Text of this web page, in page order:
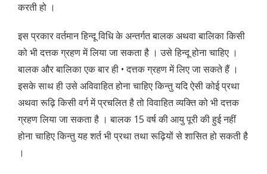
करती हो ।
इस प्रकार वर्तमान हिन्दू विधि के अन्तर्गत बालक अथवा बालिका किसी
को भी दत्तक ग्रहण में लिया जा सकता है । उसे हिन्दू होना चाहिए ।
बालक और बालिका एक बार ही • दत्तक ग्रहण में लिए जा सकते हैं ।
इसके साथ ही उसे अविवाहित होना चाहिए किन्तु यदि ऐसी कोई प्रथा
अथवा रूढ़ि किसी वर्ग में प्रचलित है तो विवाहित व्यक्ति को भी दत्तक
ग्रहण लिया जा सकता है । बालक 15 वर्ष की आयु पूरी की हुई नहीं
होना चाहिए किन्तु यह शर्त भी प्रथा तथा रूढ़ियों से शासित हो सकती है
।